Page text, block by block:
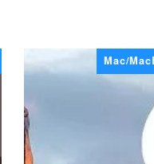
Mac/